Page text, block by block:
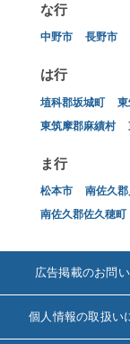
な行
中野市 長野市
は行
埴科郡坂城町
東筑摩郡麻績村
ま行
松本市 南佐久
南佐久郡佐久穂町
広告掲載のお問
個人情報の取扱い